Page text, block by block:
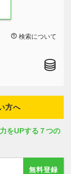
検索について
方へ
をUPする７つの
無料登録